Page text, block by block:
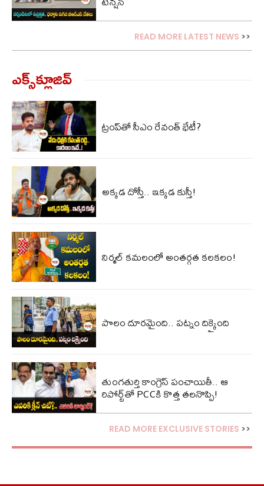
READ MORE LATEST NEWS >>
ఎక్స్‌క్లూజివ్‌
ట్రంప్‌తో సీఎం రేవంత్ భేటీ?
అక్కడ దోస్తీ.. ఇక్కడ కుస్తీ!
నిర్మల్ కమలంలో అంతర్గత కలకలం!
పొలం దూరమైంది.. పట్నం దిక్కైంది
తుంగతుర్తి కాంగ్రెస్‌ పంచాయితీ.. ఆ
రిపోర్ట్‌తో PCCకి కొత్త తలనొప్పి!
READ MORE EXCLUSIVE STORIES >>